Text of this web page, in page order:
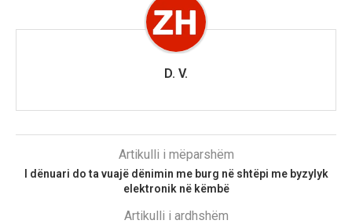
D. V.
Artikulli i mëparshëm
I dënuari do ta vuajë dënimin me burg në shtëpi me byzylyk
elektronik në këmbë
Artikulli i ardhshëm